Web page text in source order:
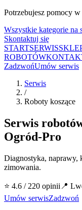
Potrzebujesz pomocy
Wszystkie kategorie na
Skontaktuj się
STARTSERWIS
ROBOTÓW
ZadzwońUmów serwis
Serwis
/
Roboty koszące
Serwis
Ogród-Pro
Diagnostyka, naprawy,
zimowania.
⭐ 4.6 / 220 opinii 📍
Umów serwisZadzwoń